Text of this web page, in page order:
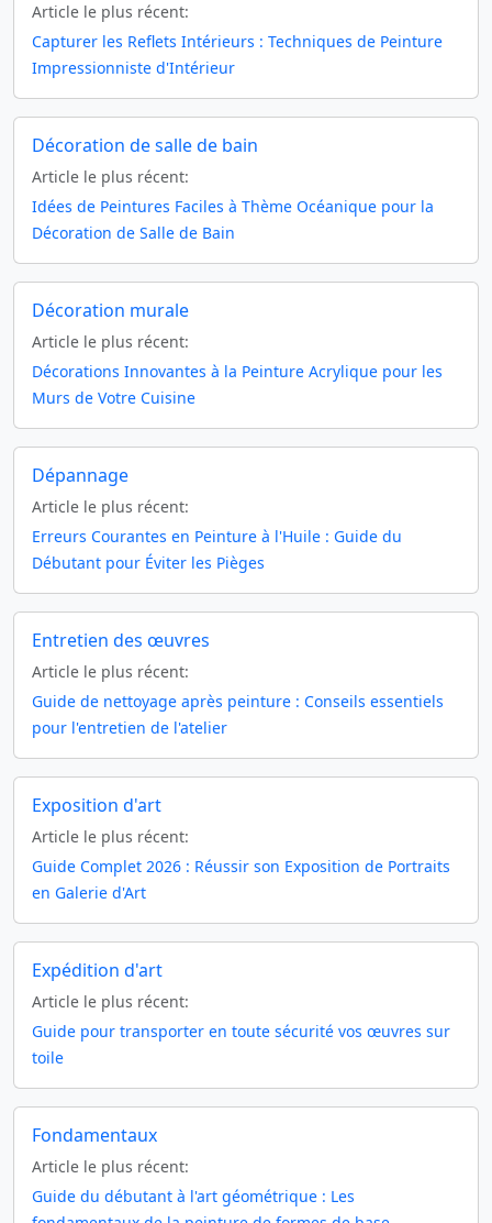
Article le plus récent:
Capturer les Reflets Intérieurs : Techniques de Peinture
Impressionniste d'Intérieur
Décoration de salle de bain
Article le plus récent:
Idées de Peintures Faciles à Thème Océanique pour la
Décoration de Salle de Bain
Décoration murale
Article le plus récent:
Décorations Innovantes à la Peinture Acrylique pour les
Murs de Votre Cuisine
Dépannage
Article le plus récent:
Erreurs Courantes en Peinture à l'Huile : Guide du
Débutant pour Éviter les Pièges
Entretien des œuvres
Article le plus récent:
Guide de nettoyage après peinture : Conseils essentiels
pour l'entretien de l'atelier
Exposition d'art
Article le plus récent:
Guide Complet 2026 : Réussir son Exposition de Portraits
en Galerie d'Art
Expédition d'art
Article le plus récent:
Guide pour transporter en toute sécurité vos œuvres sur
toile
Fondamentaux
Article le plus récent:
Guide du débutant à l'art géométrique : Les